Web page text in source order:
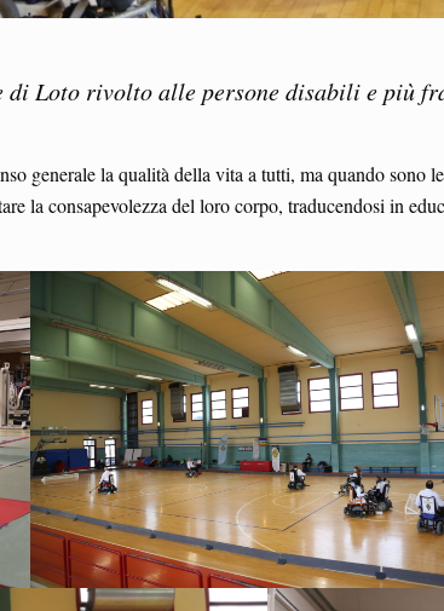
Loto rivolto alle persone disabili e più
generale la qualità della vita a tutti, ma quando sono
la consapevolezza del loro corpo, traducendosi in